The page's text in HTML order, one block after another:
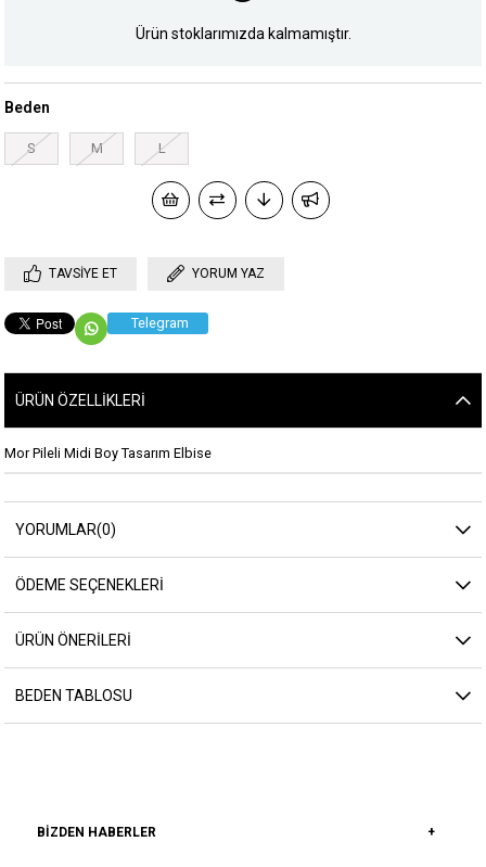
Ürün stoklarımızda kalmamıştır.
Beden
S M L
TAVSIYE ET YORUM YAZ
Telegram
ÜRÜN ÖZELLIKLERI
Mor Pileli Midi Boy Tasarım Elbise
YORUMLAR(0)
ÖDEME SEÇENEKLERI
ÜRÜN ÖNERILERI
BEDEN TABLOSU
BIZDEN HABERLER